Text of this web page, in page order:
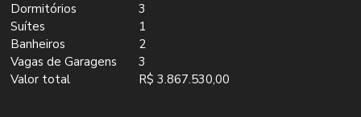
Dormitórios
3
Suítes
1
Banheiros
2
Vagas de Garagens
3
Valor total
R$ 3.867.530,00